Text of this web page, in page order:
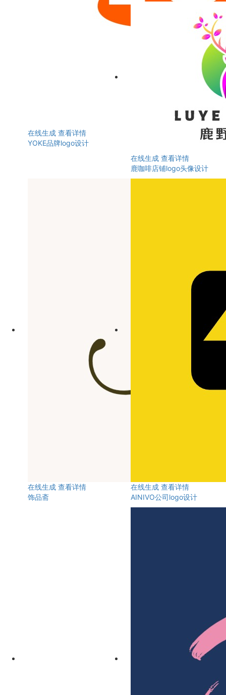
在线生成 查看详情
YOKE品牌logo设计
在线生成 查看详情
鹿咖啡店铺logo头像设计
在线生成 查看详情
饰品斋
在线生成 查看详情
AINIVO公司logo设计